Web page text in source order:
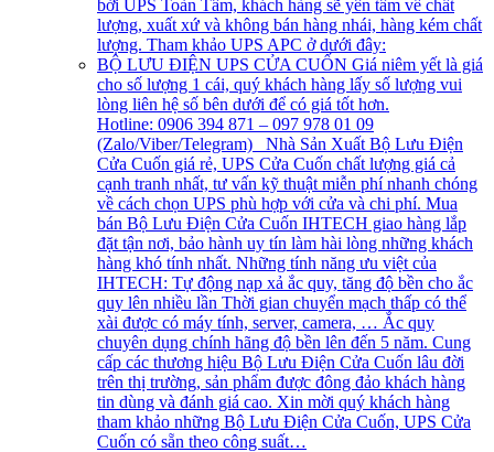
bởi UPS Toàn Tâm, khách hàng sẽ yên tâm về chất
lượng, xuất xứ và không bán hàng nhái, hàng kém chất
lượng. Tham khảo UPS APC ở dưới đây:
BỘ LƯU ĐIỆN UPS CỬA CUỐN Giá niêm yết là giá
cho số lượng 1 cái, quý khách hàng lấy số lượng vui
lòng liên hệ số bên dưới để có giá tốt hơn.
Hotline: 0906 394 871 – 097 978 01 09
(Zalo/Viber/Telegram) Nhà Sản Xuất Bộ Lưu Điện
Cửa Cuốn giá rẻ, UPS Cửa Cuốn chất lượng giá cả
cạnh tranh nhất, tư vấn kỹ thuật miễn phí nhanh chóng
về cách chọn UPS phù hợp với cửa và chi phí. Mua
bán Bộ Lưu Điện Cửa Cuốn IHTECH giao hàng lắp
đặt tận nơi, bảo hành uy tín làm hài lòng những khách
hàng khó tính nhất. Những tính năng ưu việt của
IHTECH: Tự động nạp xả ắc quy, tăng độ bền cho ắc
quy lên nhiều lần Thời gian chuyển mạch thấp có thể
xài được có máy tính, server, camera, … Ắc quy
chuyên dụng chính hãng độ bền lên đến 5 năm. Cung
cấp các thương hiệu Bộ Lưu Điện Cửa Cuốn lâu đời
trên thị trường, sản phẩm được đông đảo khách hàng
tin dùng và đánh giá cao. Xin mời quý khách hàng
tham khảo những Bộ Lưu Điện Cửa Cuốn, UPS Cửa
Cuốn có sẵn theo công suất…